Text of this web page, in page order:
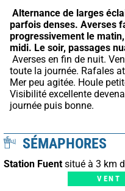
Alternance de larges
parfois denses. Averses
progressivement le
midi. Le soir, passages
toute la journée. Rafales
Mer peu agitée. Houle
Visibilité excellente
journée puis bonne.
SÉMAPHORES
Station Fuent situé à 3 km
VENT